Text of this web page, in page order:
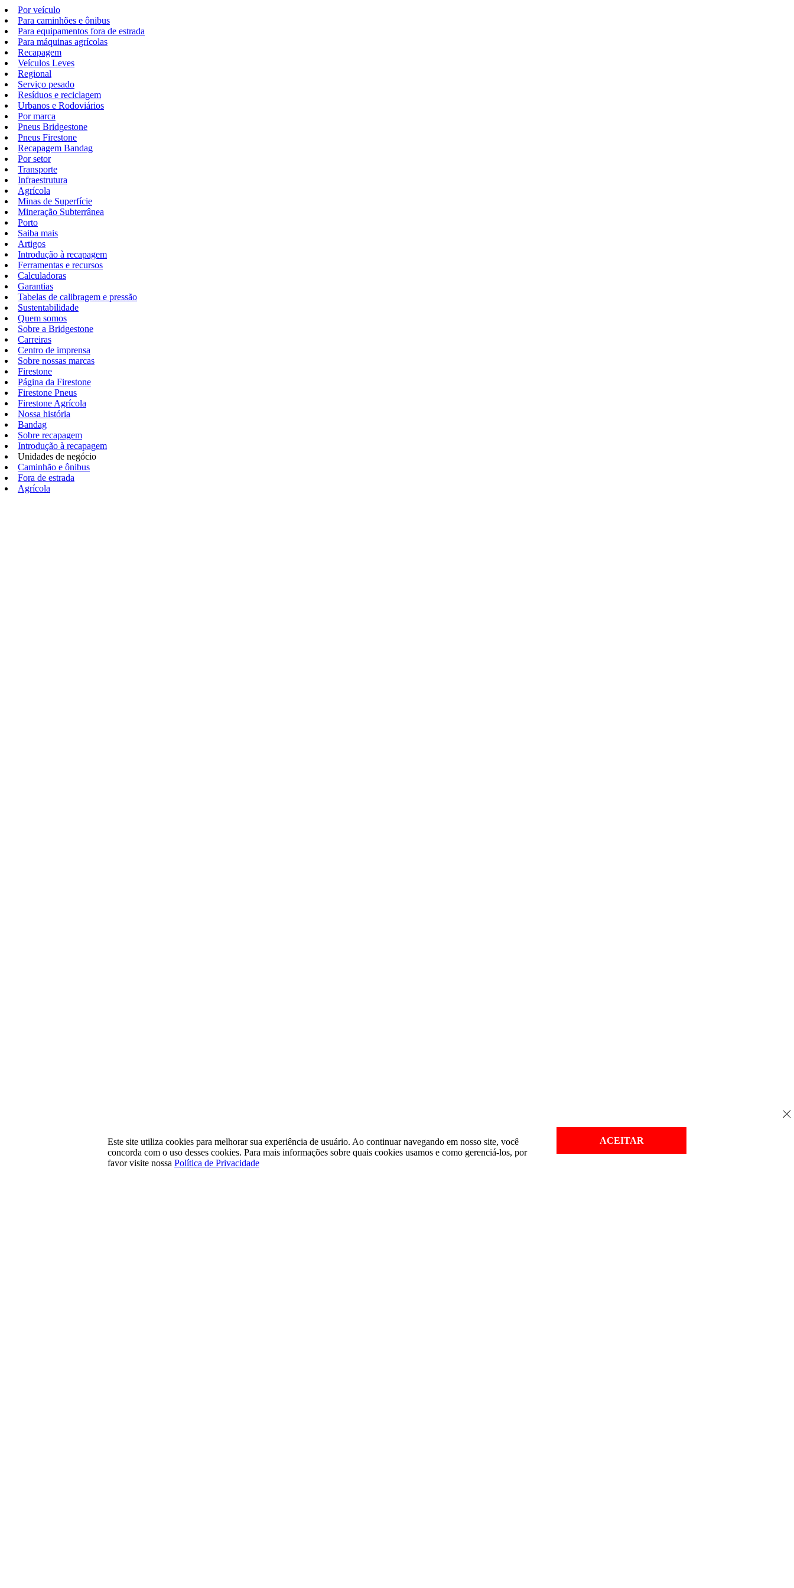
Por veículo
Para caminhões e ônibus
Para equipamentos fora de estrada
Para máquinas agrícolas
Recapagem
Veículos Leves
Regional
Serviço pesado
Resíduos e reciclagem
Urbanos e Rodoviários
Por marca
Pneus Bridgestone
Pneus Firestone
Recapagem Bandag
Por setor
Transporte
Infraestrutura
Agrícola
Minas de Superfície
Mineração Subterrânea
Porto
Saiba mais
Artigos
Introdução à recapagem
Ferramentas e recursos
Calculadoras
Garantias
Tabelas de calibragem e pressão
Sustentabilidade
Quem somos
Sobre a Bridgestone
Carreiras
Centro de imprensa
Sobre nossas marcas
Firestone
Página da Firestone
Firestone Pneus
Firestone Agrícola
Nossa história
Bandag
Sobre recapagem
Introdução à recapagem
Unidades de negócio
Caminhão e ônibus
Fora de estrada
Agrícola
Este site utiliza cookies para melhorar sua experiência de usuário. Ao continuar navegando em nosso site, você
concorda com o uso desses cookies. Para mais informações sobre quais cookies usamos e como gerenciá-los, por
favor visite nossa Política de Privacidade
ACEITAR